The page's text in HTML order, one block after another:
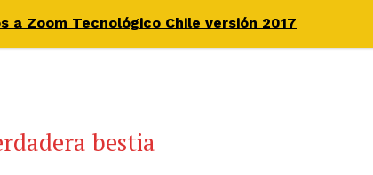
a Zoom Tecnológico Chile versión 2017
bestia